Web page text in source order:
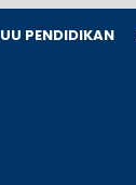
UU PENDIDIKAN